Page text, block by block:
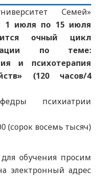
Семей»
1 июля по 15 июля
очный цикл
по теме:
и психотерапия
(120 часов/4
психиатрии
(сорок восемь тысяч)
обучения просим
электронный адрес